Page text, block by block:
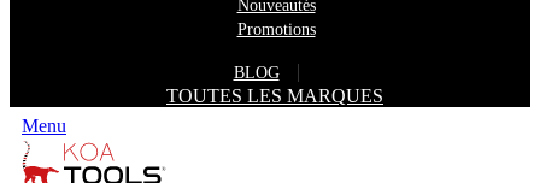
Nouveautés
Promotions
BLOG
TOUTES LES MARQUES
Menu